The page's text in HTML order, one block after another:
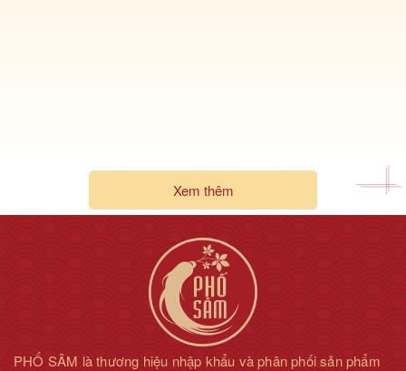
Xem thêm
PHỐ SÂM là thương hiệu nhập khẩu và phân phối sản phẩm